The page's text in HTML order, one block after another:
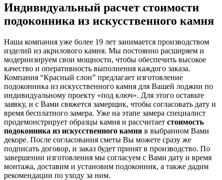
Индивидуальный расчет стоимости
подоконника из искусственного камня
Наша компания уже более 19 лет занимается производством
изделий из акрилового камня. Мы постоянно расширяем и
модернизируем свои мощности, чтобы обеспечить высокое
качество и оперативность выполнения каждого заказа.
Компания “Красный слон” предлагает изготовление
подоконника из искусственного камня для Вашей лоджии по
индивидуальному проекту «под ключ». Для этого оставьте
заявку, и с Вами свяжется замерщик, чтобы согласовать дату и
время бесплатного замера. Уже на этапе замера специалист
продемонстрирует образцы камня и рассчитает стоимость
подоконника из искусственного камня в выбранном Вами
декоре. После согласования сметы Вы можете сразу же
подписать договор, и заказ будет принят в производство. По
завершении изготовления мы согласуем с Вами дату и время
монтажа, доставим и установим подоконник, а также дадим
рекомендации по уходу за ним.